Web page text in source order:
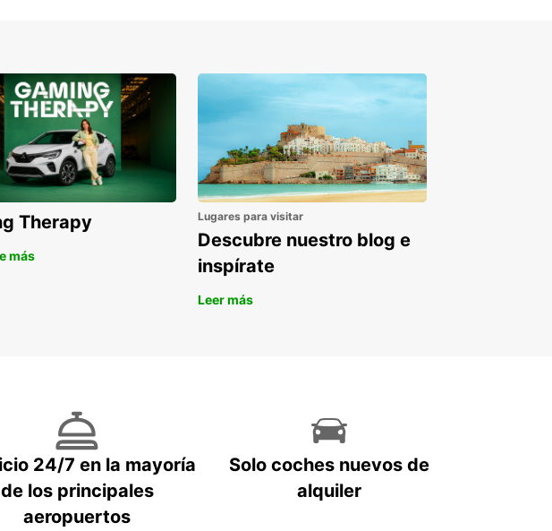
Therapy
más
Lugares para visitar
Descubre nuestro blog e
inspírate
Leer más
24/7 en la mayoría
de los principales
aeropuertos
Solo coches nuevos de
alquiler